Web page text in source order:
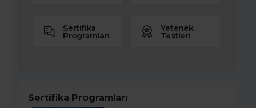
Sertifika
Programları
Yetenek
Testleri
Sertifika Programları